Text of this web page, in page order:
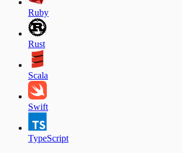
Ruby
Rust
Scala
Swift
TypeScript